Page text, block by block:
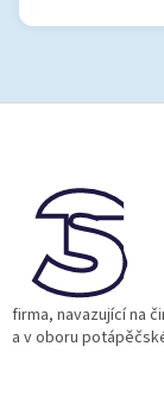
firma, navazující na
a v oboru